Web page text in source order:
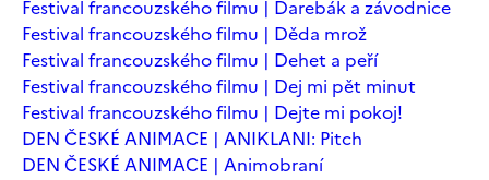
Festival francouzského filmu | Darebák a závodnice
Festival francouzského filmu | Děda mrož
Festival francouzského filmu | Dehet a peří
Festival francouzského filmu | Dej mi pět minut
Festival francouzského filmu | Dejte mi pokoj!
DEN ČESKÉ ANIMACE | ANIKLANI: Pitch
DEN ČESKÉ ANIMACE | Animobraní